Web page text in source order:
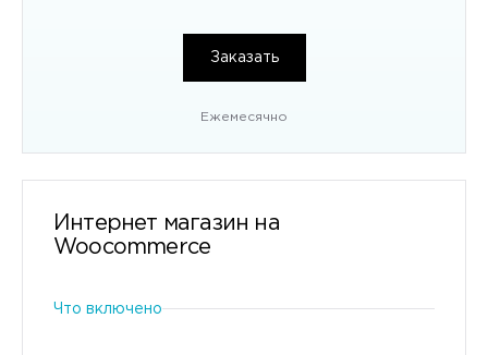
Заказать
Ежемесячно
Интернет магазин на
Woocommerce
Что включено